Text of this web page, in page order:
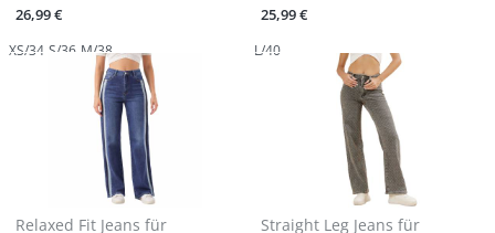
26,99 €
XS/34 S/36 M/38
25,99 €
L/40
Relaxed Fit Jeans für Straight Leg Jeans für